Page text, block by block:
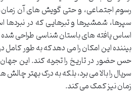
رسوم اجتماعی، و حتی گویش های آن
سپرها، شمشیرها و تبرهایی که در
اساس یافته های باستان شناسی طراحی شده
بیننده این امکان را می دهد که به طور کامل
حس حضور در تاریخ را تجربه کند. این جهان
سریال را بالا می برد، بلکه به درک بهتر
زمان نیز کمک می کند.